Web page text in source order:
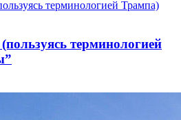
терминологией